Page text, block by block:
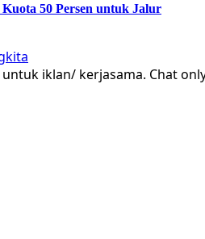
50 Persen untuk Jalur
iklan/ kerjasama. Chat